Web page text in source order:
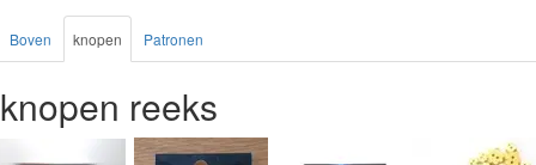
Boven knopen Patronen
knopen reeks